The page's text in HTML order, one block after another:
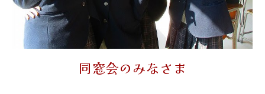
同窓会のみなさま